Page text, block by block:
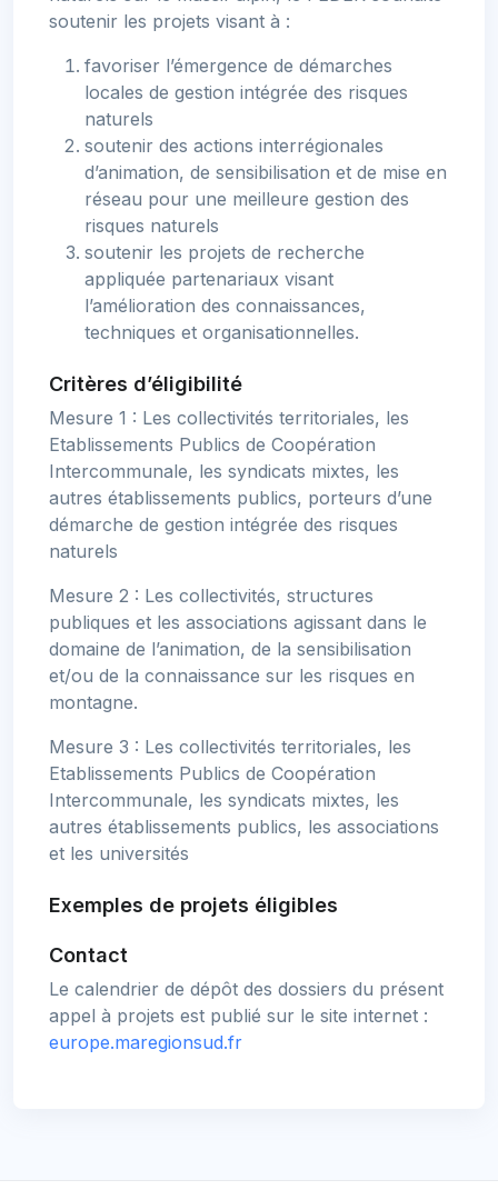
soutenir les projets visant à :
favoriser l’émergence de démarches
locales de gestion intégrée des risques
naturels
soutenir des actions interrégionales
d’animation, de sensibilisation et de mise en
réseau pour une meilleure gestion des
risques naturels
soutenir les projets de recherche
appliquée partenariaux visant
l’amélioration des connaissances,
techniques et organisationnelles.
Critères d’éligibilité
Mesure 1 : Les collectivités territoriales, les
Etablissements Publics de Coopération
Intercommunale, les syndicats mixtes, les
autres établissements publics, porteurs d’une
démarche de gestion intégrée des risques
naturels
Mesure 2 : Les collectivités, structures
publiques et les associations agissant dans le
domaine de l’animation, de la sensibilisation
et/ou de la connaissance sur les risques en
montagne.
Mesure 3 : Les collectivités territoriales, les
Etablissements Publics de Coopération
Intercommunale, les syndicats mixtes, les
autres établissements publics, les associations
et les universités
Exemples de projets éligibles
Contact
Le calendrier de dépôt des dossiers du présent
appel à projets est publié sur le site internet :
europe.maregionsud.fr